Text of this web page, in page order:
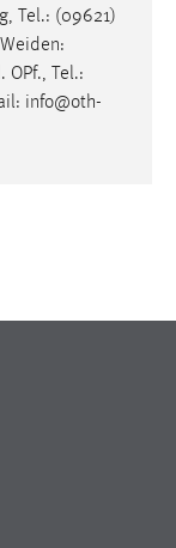
Tel.: (09621)
Weiden:
OPf., Tel.:
info@oth-